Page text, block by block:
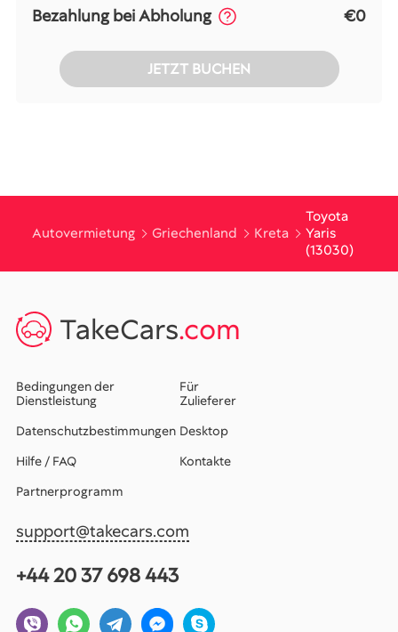
Bezahlung bei Abholung
€0
JETZT BUCHEN
Autovermietung Griechenland Kreta
Toyota
Yaris
(13030)
TakeCars.com
Bedingungen der
Dienstleistung
Datenschutzbestimmungen
Hilfe / FAQ
Partnerprogramm
Für
Zulieferer
Desktop
Kontakte
support@takecars.com
+44 20 37 698 443